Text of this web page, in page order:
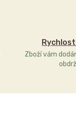
Zboží vám